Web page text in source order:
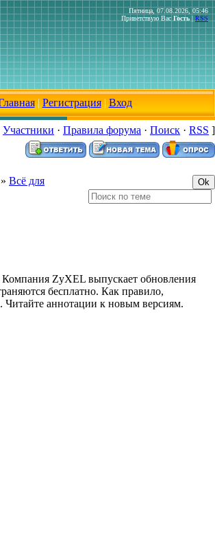
Пятница, 07.08.2026, 05:46
Приветствую Вас Гость | RSS
| Регистрация| Вход
Участники · Правила форума · Поиск · RSS ]
» Всё для
ZyXEL выпускает обновления
бесплатно. Как правило,
аннотации к новым версиям.